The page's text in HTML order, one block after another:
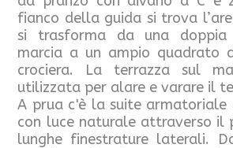
fianco della guida si trova
si trasforma da una
marcia a un ampio quadrato
crociera. La terrazza sul
utilizzata per alare e varare il
A prua c'è la suite
con luce naturale attraverso il
lunghe finestrature laterali.